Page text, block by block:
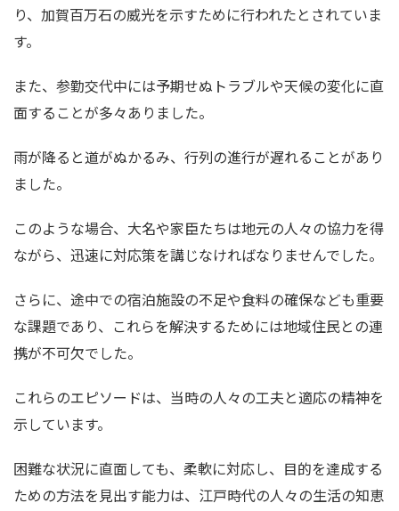
り、加賀百万石の威光を示すために行われたとされていま
す。
また、参勤交代中には予期せぬトラブルや天候の変化に直
面することが多々ありました。
雨が降ると道がぬかるみ、行列の進行が遅れることがあり
ました。
このような場合、大名や家臣たちは地元の人々の協力を得
ながら、迅速に対応策を講じなければなりませんでした。
さらに、途中での宿泊施設の不足や食料の確保なども重要
な課題であり、これらを解決するためには地域住民との連
携が不可欠でした。
これらのエピソードは、当時の人々の工夫と適応の精神を
示しています。
困難な状況に直面しても、柔軟に対応し、目的を達成する
ための方法を見出す能力は、江戸時代の人々の生活の知恵